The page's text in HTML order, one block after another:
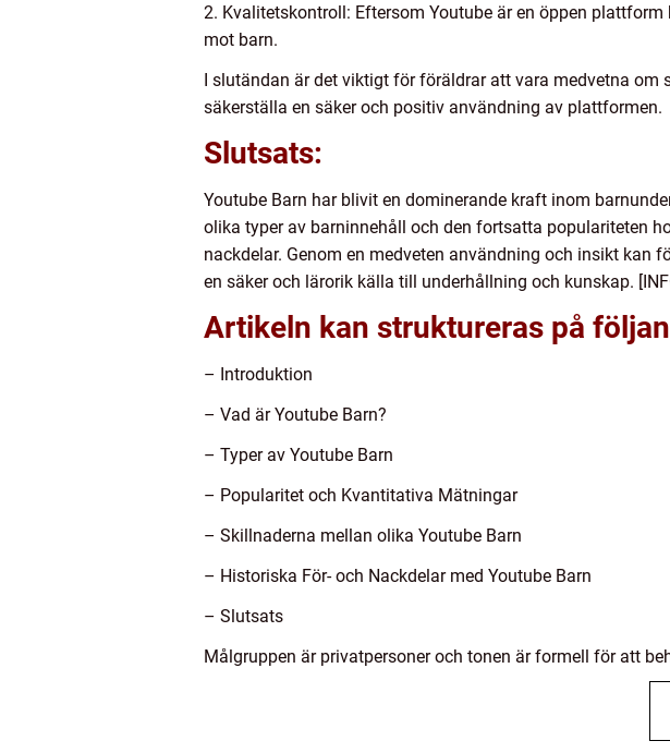
2. Kvalitetskontroll: Eftersom Youtube är en öppen
mot barn.
I slutändan är det viktigt för föräldrar att vara medvetna
säkerställa en säker och positiv användning av plattformen.
Slutsats:
Youtube Barn har blivit en dominerande kraft inom
olika typer av barninnehåll och den fortsatta populariteten
nackdelar. Genom en medveten användning och insikt kan
en säker och lärorik källa till underhållning och kunskap.
Artikeln kan struktureras på
– Introduktion
– Vad är Youtube Barn?
– Typer av Youtube Barn
– Popularitet och Kvantitativa Mätningar
– Skillnaderna mellan olika Youtube Barn
– Historiska För- och Nackdelar med Youtube Barn
– Slutsats
Målgruppen är privatpersoner och tonen är formell för att